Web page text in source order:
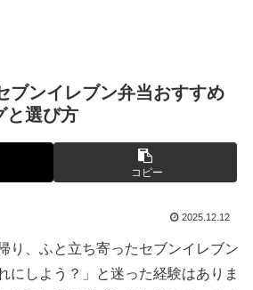
ブンイレブン弁当おすすめ
と選び方
コピー
2025.12.12
り、ふと立ち寄ったセブンイレブン
にしよう？」と迷った経験はありま